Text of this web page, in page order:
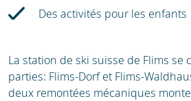
Des activités pour les enfants
La station de ski suisse de Flims se
parties: Flims-Dorf et Flims-
deux remontées mécaniques